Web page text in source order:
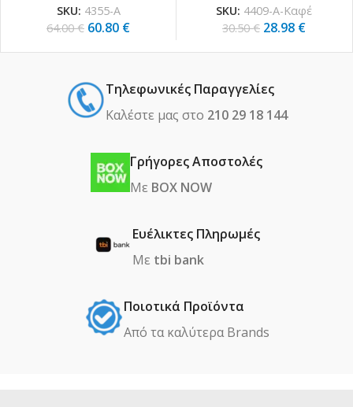
SKU: 4355-Α
64.00€ 60.80 €
SKU: 4409-Α-Καφέ
30.50€ 28.98 €
Τηλεφωνικές Παραγγελίες
Καλέστε μας στο 210 29 18 144
Γρήγορες Αποστολές
Με BOX NOW
Ευέλικτες Πληρωμές
Με tbi bank
Ποιοτικά Προϊόντα
Από τα καλύτερα Βrands